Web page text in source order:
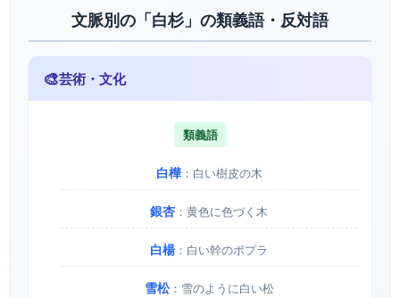
文脈別の「白杉」の類義語・反対語
🎨芸術・文化
類義語
白樺：白い樹皮の木
銀杏 ：黄色に色づく木
白楊：白い幹のポプラ
雪松：雪のように白い松